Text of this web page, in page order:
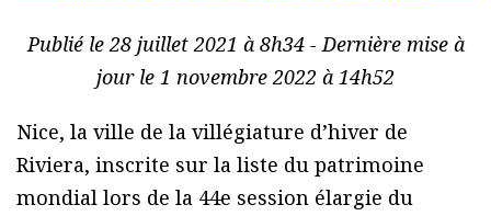
Publié le 28 juillet 2021 à 8h34 - Dernière mise à
jour le 1 novembre 2022 à 14h52
Nice, la ville de la villégiature d’hiver de
Riviera, inscrite sur la liste du patrimoine
mondial lors de la 44e session élargie du